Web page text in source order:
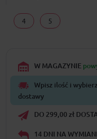
4 5
W MAGAZYNIE
Wpisz ilość i
dostawy
DO 299,00 zł
14 DNI NA